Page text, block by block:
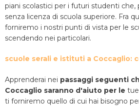
piani scolastici per i futuri studenti che,
senza licenza di scuola superiore. Fra
forniremo i nostri punti di vista per le
scendendo nei particolari.
scuole serali e istituti a Coccaglio:
Apprenderai nei passaggi seguenti
Coccaglio saranno d'aiuto per le
ti forniremo quello di cui hai bisogno